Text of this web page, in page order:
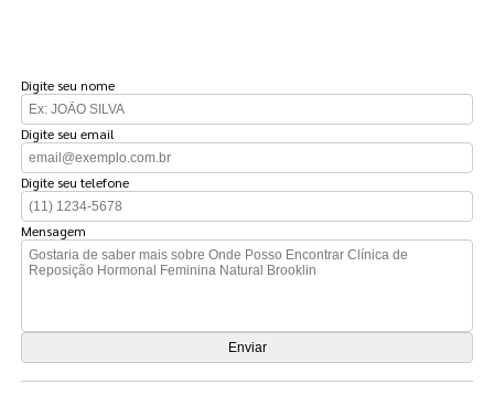
Digite seu nome
Digite seu email
Digite seu telefone
Mensagem